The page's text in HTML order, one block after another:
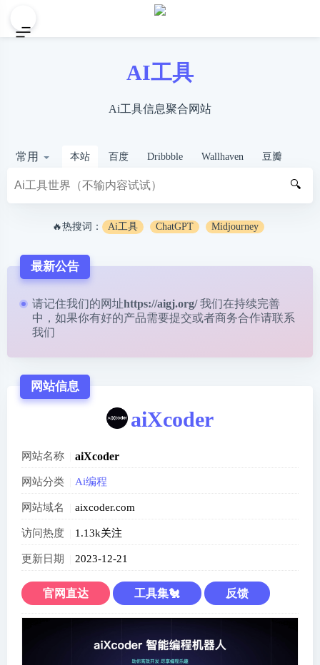
AI工具
Ai工具信息聚合网站
常用 本站 百度 Dribbble Wallhaven 豆瓣
🔍
🔥热搜词： Ai工具 ChatGPT Midjourney
最新公告
请记住我们的网址https://aigj.org/ 我们在持续完善
中，如果你有好的产品需要提交或者商务合作请联系
我们
网站信息
aiXcoder
网站名称 aiXcoder
网站分类 Ai编程
网站域名 aixcoder.com
访问热度 1.13k关注
更新日期 2023-12-21
官网直达 工具集🐔 反馈